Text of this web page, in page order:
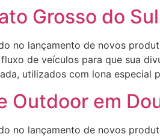
Grosso do Sul
no lançamento de novos
de veículos para que sua
utilizados com lona especial
Outdoor em
no lançamento de novos